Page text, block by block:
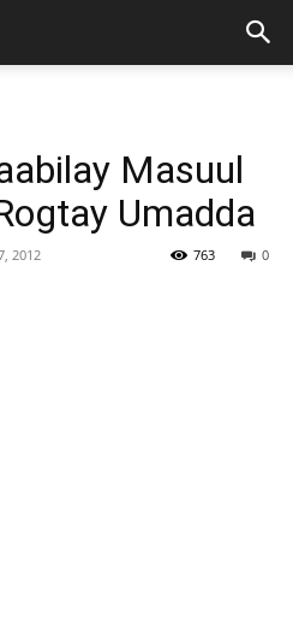
Masuul
Umadda
2012 0
763